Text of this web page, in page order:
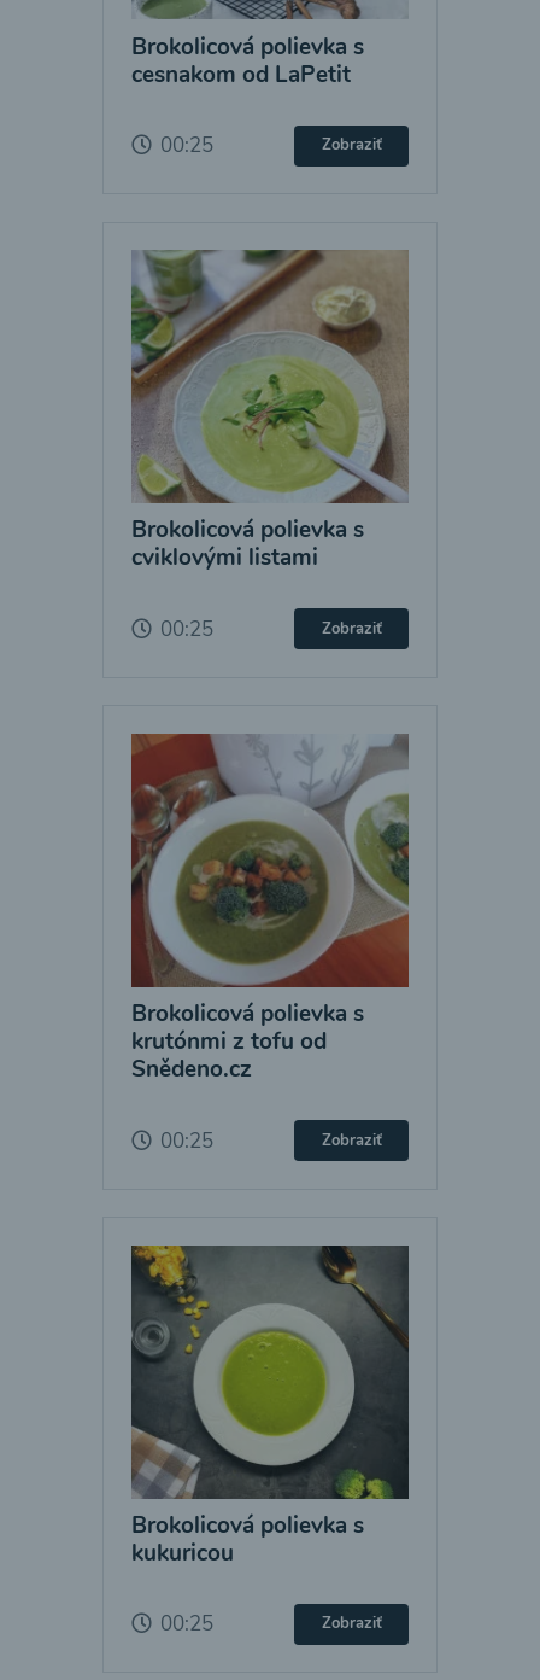
Brokolicová polievka s
cesnakom od LaPetit
00:25 Zobraziť
Brokolicová polievka s
cviklovými listami
00:25 Zobraziť
Brokolicová polievka s
krutónmi z tofu od
Snědeno.cz
00:25 Zobraziť
Brokolicová polievka s
kukuricou
00:25 Zobraziť